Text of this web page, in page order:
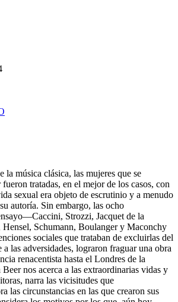
la música clásica, las mujeres que se
tratadas, en el mejor de los casos, con
sexual era objeto de escrutinio y a menudo
autoría. Sin embargo, las ocho
Strozzi, Jacquet de la
Schumann, Boulanger y Maconchy
sociales que trataban de excluirlas del
a las adversidades, lograron fraguar una obra
renacentista hasta el Londres de la
nos acerca a las extraordinarias vidas y
narra las vicisitudes que
las circunstancias en las que crearon sus